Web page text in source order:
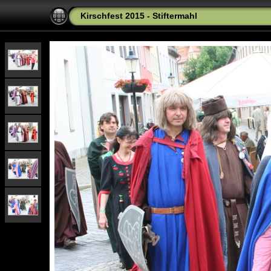
Kirschfest 2015 - Stiftermahl